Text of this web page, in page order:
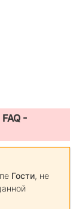
-
Гости, не